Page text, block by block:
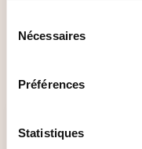
Nécessaires
Préférences
Statistiques
spécialistes RH et